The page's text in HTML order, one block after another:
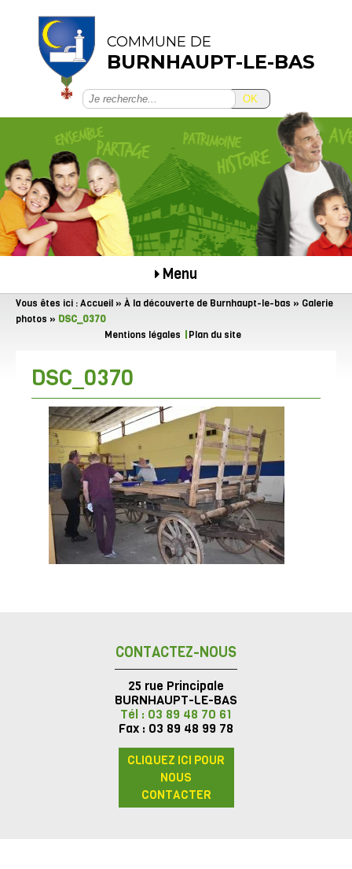
COMMUNE DE
BURNHAUPT-LE-BAS
OK
Menu
Vous êtes ici :Accueil » À la découverte de Burnhaupt-le-bas » Galerie
photos » DSC_0370
Mentions légales
Plan du site
DSC_0370
CONTACTEZ-NOUS
25 rue Principale
BURNHAUPT-LE-BAS
Tél : 03 89 48 70 61
Fax : 03 89 48 99 78
CLIQUEZ ICI POUR
NOUS
CONTACTER